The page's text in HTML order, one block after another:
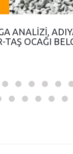
ANALIZI,
TAŞ OCAĞI